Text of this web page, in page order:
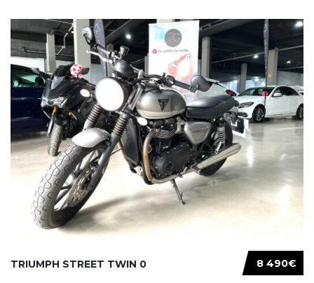
8 490€
TRIUMPH STREET TWIN 0